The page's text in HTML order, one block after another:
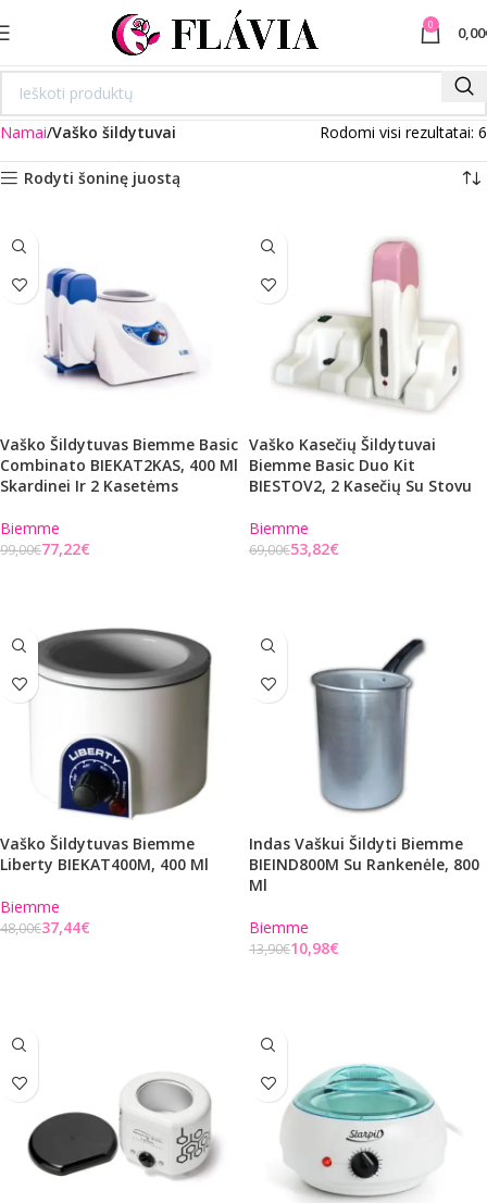
0 0,00
Namai Vaško šildytuvai Rodomi visi rezultatai: 6
Rodyti šoninę juostą
Vaško Šildytuvas Biemme Basic
Combinato BIEKAT2KAS, 400 Ml
Skardinei Ir 2 Kasetėms
Biemme
99,00€77,22€
Vaško Kasečių Šildytuvai
Biemme Basic Duo Kit
BIESTOV2, 2 Kasečių Su Stovu
Biemme
69,00€53,82€
Vaško Šildytuvas Biemme
Liberty BIEKAT400M, 400 Ml
Biemme
48,00€37,44€
Indas Vaškui Šildyti Biemme
BIEIND800M Su Rankenėle, 800
Ml
Biemme
13,90€10,98€